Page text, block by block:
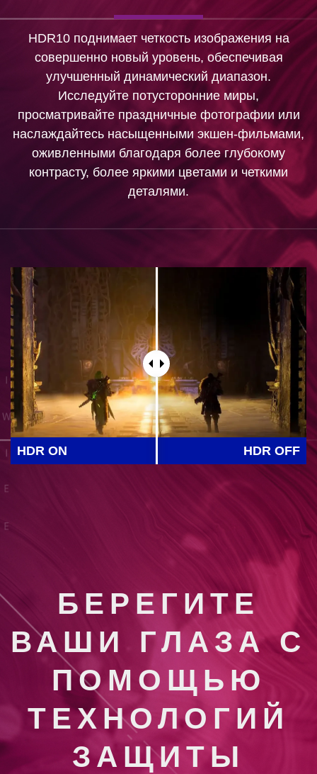
HDR ON HDR OFF
HDR10 поднимает четкость изображения на
совершенно новый уровень, обеспечивая
улучшенный динамический диапазон.
Исследуйте потусторонние миры,
просматривайте праздничные фотографии или
наслаждайтесь насыщенными экшен-фильмами,
оживленными благодаря более глубокому
контрасту, более яркими цветами и четкими
деталями.
БЕРЕГИТЕ
ВАШИ ГЛАЗА С
ПОМОЩЬЮ
ТЕХНОЛОГИЙ
ЗАЩИТЫ